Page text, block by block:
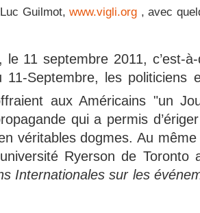
Guilmot,www.vigli.org , avec
le 11 septembre 2011, c’est-
11-Septembre, les politiciens
aux Américains "un
qui a permis
véritables dogmes. Au
Ryerson de Toronto
Internationales sur les